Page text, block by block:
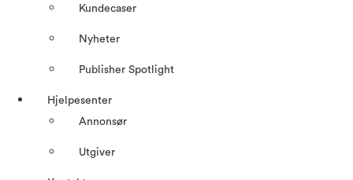
Kundecaser
Nyheter
Publisher Spotlight
Hjelpesenter
Annonsør
Utgiver